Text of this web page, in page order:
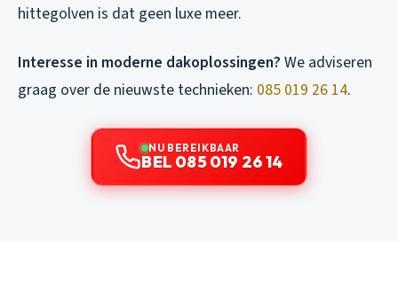
hittegolven is dat geen luxe meer.
Interesse in moderne dakoplossingen? We adviseren
graag over de nieuwste technieken: 085 019 26 14.
NU BEREIKBAAR
BEL 085 019 26 14